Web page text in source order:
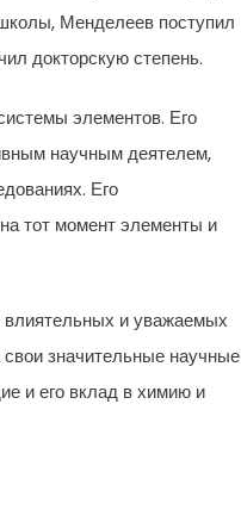
Менделеев поступил
докторскую степень.
элементов. Его
научным деятелем,
Его
тот момент элементы и
и уважаемых
значительные научные
и его вклад в химию и